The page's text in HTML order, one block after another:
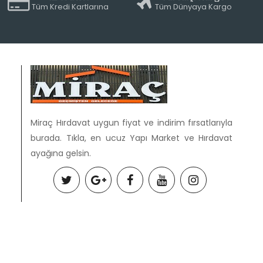
Tüm Kredi Kartlarına Tüm Dünyaya Kargo
Miraç Hırdavat uygun fiyat ve indirim fırsatlarıyla
burada. Tıkla, en ucuz Yapı Market ve Hırdavat
ayağına gelsin.